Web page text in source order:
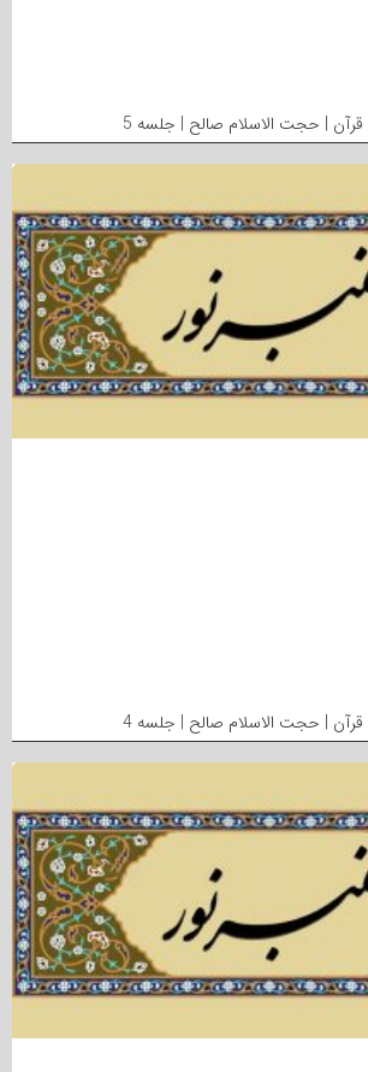
| حجت الاسلام صالح | جلسه 5
| حجت الاسلام صالح | جلسه 4